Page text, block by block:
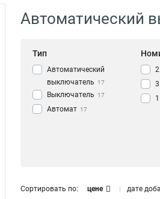
Автоматический
Тип
Автоматический
выключатель
17
Выключатель 17
Автомат 17
Сортировать по: цене дате